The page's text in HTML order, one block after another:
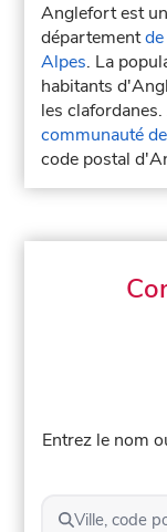
Anglefort est
département
Alpes. La
habitants
les
communauté
code postal
Entrez le nom
Ville, code